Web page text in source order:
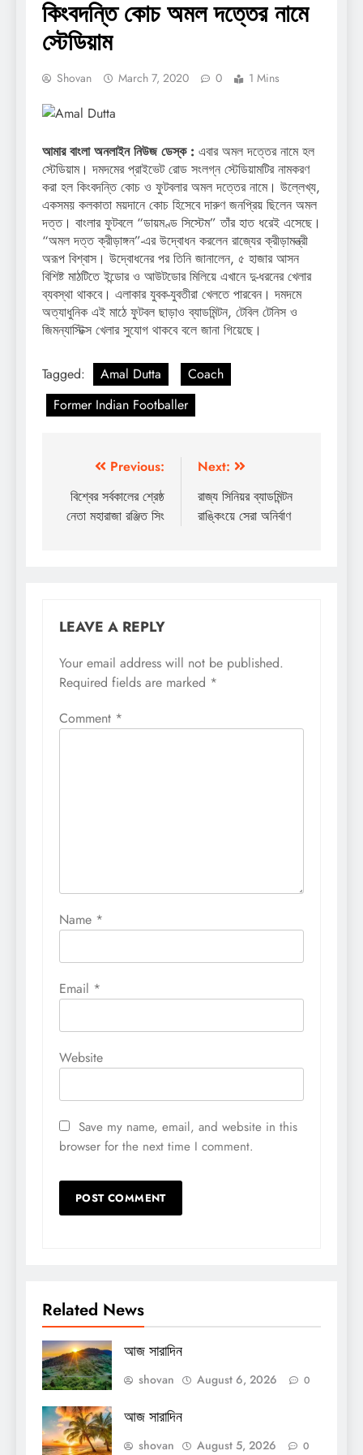
কিংবদন্তি কোচ অমল দত্তের নামে
স্টেডিয়াম
Shovan March 7, 2020 0 1 Mins
আমার বাংলা অনলাইন নিউজ ডেস্ক : এবার অমল দত্তের নামে হল
স্টেডিয়াম। দমদমের প্রাইভেট রোড সংলগ্ন স্টেডিয়ামটির নামকরণ
করা হল কিংবদন্তি কোচ ও ফুটবলার অমল দত্তের নামে। উল্লেখ্য,
একসময় কলকাতা ময়দানে কোচ হিসেবে দারুণ জনপ্রিয় ছিলেন অমল
দত্ত। বাংলার ফুটবলে “ডায়মণ্ড সিস্টেম” তাঁর হাত ধরেই এসেছে।
“অমল দত্ত ক্রীড়াঙ্গন”-এর উদ্বোধন করলেন রাজ্যের ক্রীড়ামন্ত্রী
অরূপ বিশ্বাস। উদ্বোধনের পর তিনি জানালেন, ৫ হাজার আসন
বিশিষ্ট মাঠটিতে ইন্ডোর ও আউটডোর মিলিয়ে এখানে দু-ধরনের খেলার
ব্যবস্থা থাকবে। এলাকার যুবক-যুবতীরা খেলতে পারবেন। দমদমে
অত্যাধুনিক এই মাঠে ফুটবল ছাড়াও ব্যাডমিন্টন, টেবিল টেনিস ও
জিমন্যাস্টিক্স খেলার সুযোগ থাকবে বলে জানা গিয়েছে।
Tagged: Amal Dutta
Coach
Former Indian Footballer
navigation
Previous:
বিশ্বের সর্বকালের শ্রেষ্ঠ
নেতা মহারাজা রঞ্জিত সিং
Next:
রাজ্য সিনিয়র ব্যাডমিন্টন
রাঙ্কিংয়ে সেরা অনির্বাণ
LEAVE A REPLY
Your email address will not be published.
Required fields are marked *
Comment *
Name *
Email *
Website
Save my name, email, and website in this
browser for the next time I comment.
Related News
আজ সারাদিন
shovan August 6, 2026 0
আজ সারাদিন
shovan August 5, 2026 0